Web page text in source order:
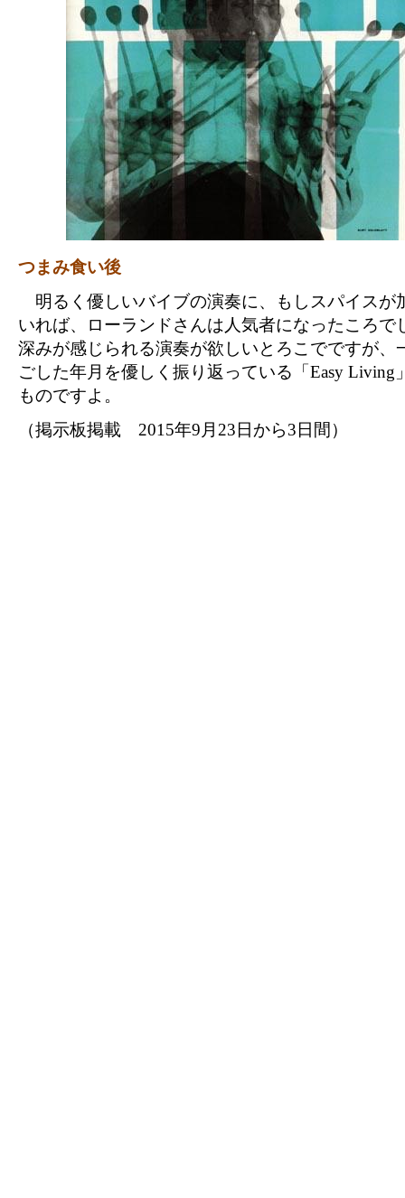
つまみ食い後
明るく優しいバイブの演奏に、もしスパイスが
いれば、ローランドさんは人気者になったころで
深みが感じられる演奏が欲しいとろこでですが、
ごした年月を優しく振り返っている「Easy Living
ものですよ。
（掲示板掲載 2015年9月23日から3日間）